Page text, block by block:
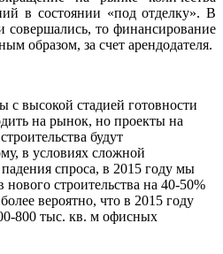
в состоянии «под отделку». В
совершались, то финансирование
образом, за счет арендодателя.
высокой стадией готовности
на рынок, но проекты на
будут
в условиях сложной
спроса, в 2015 году мы
строительства на 40-50%
вероятно, что в 2015 году
800 тыс. кв. м офисных